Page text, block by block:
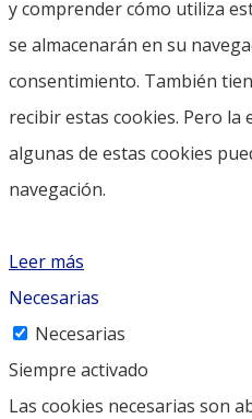
y comprender cómo utiliza
se almacenarán en su
consentimiento. También
recibir estas cookies. Pero la
algunas de estas cookies
navegación.
Leer más
Necesarias
Necesarias
Siempre activado
Las cookies necesarias son